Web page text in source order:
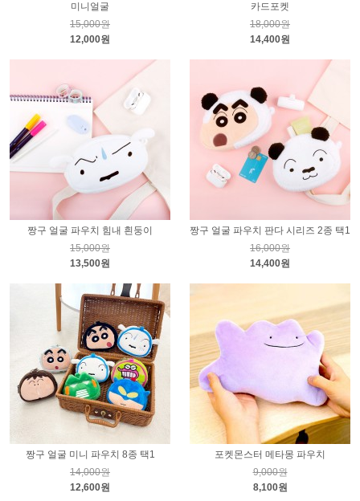
미니얼굴
15,000원
12,000원
카드포켓
18,000원
14,400원
짱구 얼굴 파우치 힘내 흰둥이
15,000원
13,500원
짱구 얼굴 파우치 판다 시리즈 2종 택1
16,000원
14,400원
짱구 얼굴 미니 파우치 8종 택1
14,000원
12,600원
포켓몬스터 메타몽 파우치
9,000원
8,100원